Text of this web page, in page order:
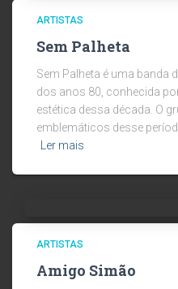
ARTISTAS
Sem Palheta
Sem Palheta é uma banda
dos anos 80, conhecida
estética dessa década. O
emblemáticos desse
Ler mais
ARTISTAS
Amigo Simão